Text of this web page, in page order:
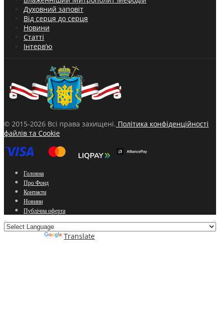
Духовний заповіт
Від серця до серця
Новини
Статті
Інтерв’ю
© 2015-2026 Всі права захищені. Політика конфіденційності
файлів та Cookie
Головна
Про Фонд
Контакти
Новини
Публічна оферта
Translate